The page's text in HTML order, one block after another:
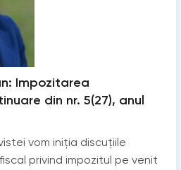
Impozitarea
din nr. 5(27), anul
vom iniția discuțiile
privind impozitul pe venit